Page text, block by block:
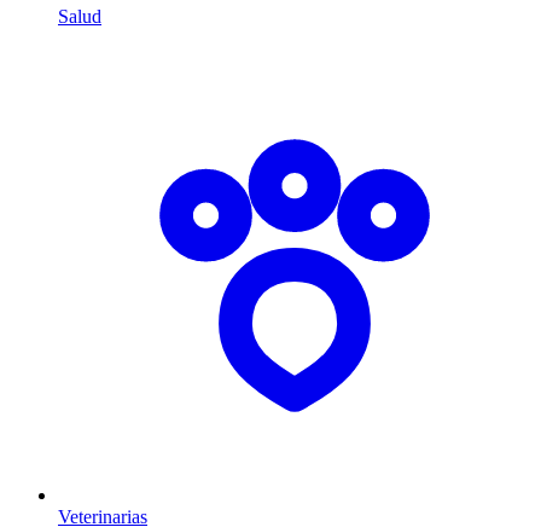
Salud
Veterinarias